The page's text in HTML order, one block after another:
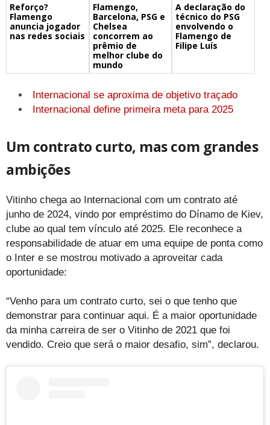
Reforço?
Flamengo
anuncia jogador
nas redes sociais
Flamengo,
Barcelona, PSG e
Chelsea
concorrem ao
prêmio de
melhor clube do
mundo
A declaração do
técnico do PSG
envolvendo o
Flamengo de
Filipe Luís
Internacional se aproxima de objetivo traçado
Internacional define primeira meta para 2025
Um contrato curto, mas com grandes
ambições
Vitinho chega ao Internacional com um contrato até
junho de 2024, vindo por empréstimo do Dínamo de Kiev,
clube ao qual tem vínculo até 2025. Ele reconhece a
responsabilidade de atuar em uma equipe de ponta como
o Inter e se mostrou motivado a aproveitar cada
oportunidade:
“Venho para um contrato curto, sei o que tenho que
demonstrar para continuar aqui. É a maior oportunidade
da minha carreira de ser o Vitinho de 2021 que foi
vendido. Creio que será o maior desafio, sim”, declarou.